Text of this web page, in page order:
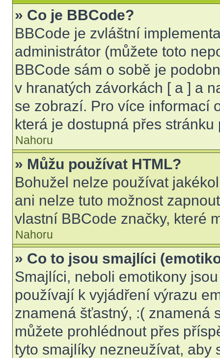
» Co je BBCode?
BBCode je zvláštní
administrátor (můžete toto
BBCode sám o sobě je
v hranatých závorkách [ a ] a
se zobrazí. Pro více informací
která je dostupná přes stránku
Nahoru
» Můžu používat HTML?
Bohužel nelze používat
ani nelze tuto možnost
vlastní BBCode značky, které
Nahoru
» Co to jsou smajlíci
Smajlíci, neboli emotikony
používají k vyjádření výrazu
znamená šťastný, :( znamená
můžete prohlédnout přes
tyto smajlíky nezneužívat, aby